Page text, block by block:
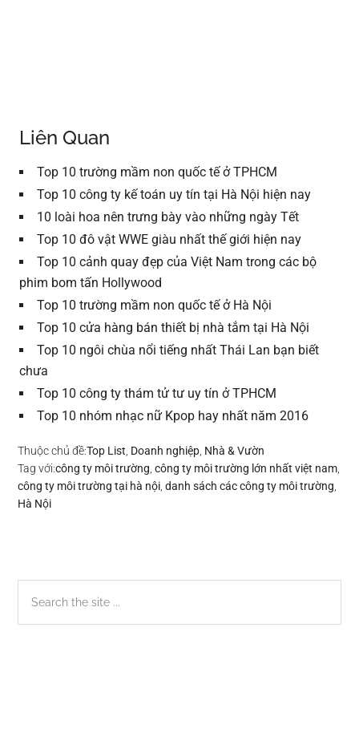
Liên Quan
Top 10 trường mầm non quốc tế ở TPHCM
Top 10 công ty kế toán uy tín tại Hà Nội hiện nay
10 loài hoa nên trưng bày vào những ngày Tết
Top 10 đô vật WWE giàu nhất thế giới hiện nay
Top 10 cảnh quay đẹp của Việt Nam trong các bộ
phim bom tấn Hollywood
Top 10 trường mầm non quốc tế ở Hà Nội
Top 10 cửa hàng bán thiết bị nhà tắm tại Hà Nội
Top 10 ngôi chùa nổi tiếng nhất Thái Lan bạn biết
chưa
Top 10 công ty thám tử tư uy tín ở TPHCM
Top 10 nhóm nhạc nữ Kpop hay nhất năm 2016
Thuộc chủ đề:Top List Doanh nghiệp Nhà & Vườn
Tag với:công ty môi trường ,công ty môi trường lớn nhất việt nam
công ty môi trường tại hà nội ,danh sách các công ty môi trường
Hà Nội
Sidebar
chính
the